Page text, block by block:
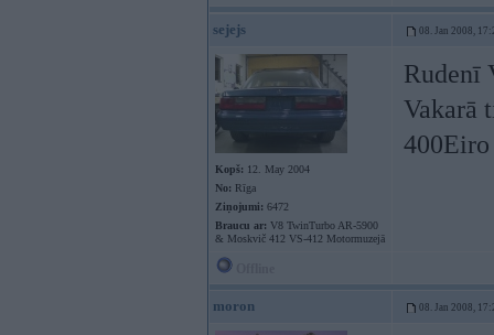
sejejs 08. Jan 2008,
Kopš: 12. May 2004
No: Rīga
Ziņojumi: 6472
Braucu ar: V8 TwinTurbo AR-5900
& Moskvič 412 VS-412 Motormuzejā
Rudenī
Vakarā
moron 08. Jan 2008,